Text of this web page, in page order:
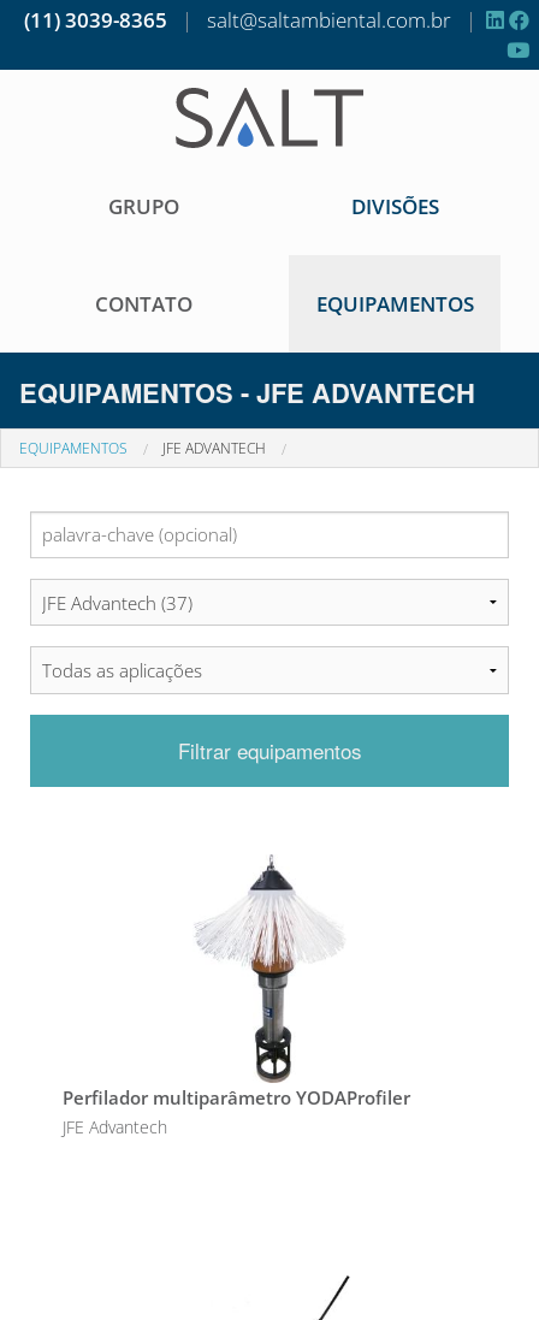
(11) 3039-8365 | salt@saltambiental.com.br |
GRUPO DIVISÕES
CONTATO EQUIPAMENTOS
EQUIPAMENTOS - JFE ADVANTECH
EQUIPAMENTOS JFE ADVANTECH
Filtrar equipamentos
Perfilador multiparâmetro YODAProfiler
JFE Advantech